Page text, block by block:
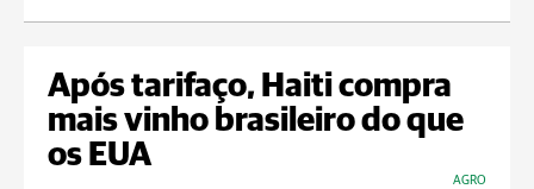
Após tarifaço, Haiti compra
mais vinho brasileiro do que
os EUA
AGRO